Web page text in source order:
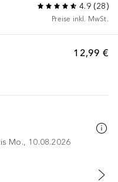
4.9(28)
Preise inkl. MwSt.
12,99 €
Mo., 10.08.2026